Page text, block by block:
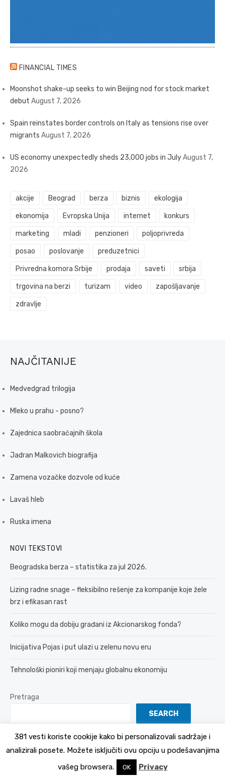
FINANCIAL TIMES
Moonshot shake-up seeks to win Beijing nod for stock market
debut August 7, 2026
Spain reinstates border controls on Italy as tensions rise over
migrants August 7, 2026
US economy unexpectedly sheds 23,000 jobs in JulyAugust 7,
2026
akcije Beograd berza biznis ekologija
ekonomija Evropska Unija internet konkurs
marketing mladi penzioneri poljoprivreda
posao poslovanje preduzetnici
Privredna komora Srbije prodaja saveti srbija
trgovina na berzi turizam video zapošljavanje
zdravlje
NAJČITANIJE
Medvedgrad trilogija
Mleko u prahu - posno?
Zajednica saobraćajnih škola
Jadran Malkovich biografija
Zamena vozačke dozvole od kuće
Lavaš hleb
Ruska imena
NOVI TEKSTOVI
Beogradska berza – statistika za jul 2026.
Lizing radne snage – fleksibilno rešenje za kompanije koje žele
brz i efikasan rast
Koliko mogu da dobiju građani iz Akcionarskog fonda?
Inicijativa Pojas i put ulazi u zelenu novu eru
Tehnološki pioniri koji menjaju globalnu ekonomiju
Pretraga
SEARCH
Politika Privatnosti
381 vesti koriste cookije kako bi personalizovali sadržaje i
analizirali posete. Možete isključiti ovu opciju u podešavanjima
vašeg browsera.
OK Privacy